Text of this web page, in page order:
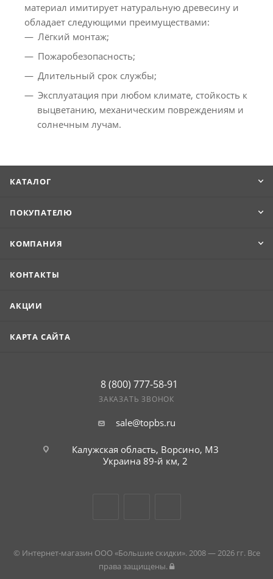
материал имитирует натуральную древесину и
обладает следующими преимуществами:
Лёгкий монтаж;
Пожаробезопасность;
Длительный срок службы;
Эксплуатация при любом климате, стойкость к
выцветанию, механическим повреждениям и
солнечным лучам.
КАТАЛОГ
ПОКУПАТЕЛЮ
КОМПАНИЯ
КОНТАКТЫ
АКЦИИ
КАРТА САЙТА
8 (800) 777-58-91
ЗАКАЗАТЬ ЗВОНОК
sale@topbs.ru
Калужская область, Ворсино, М3
Украина 89-й км, 2
© Интернет-магазин ООО «Большие скидки». 2008 — 2026 гг. Все
права защищены.